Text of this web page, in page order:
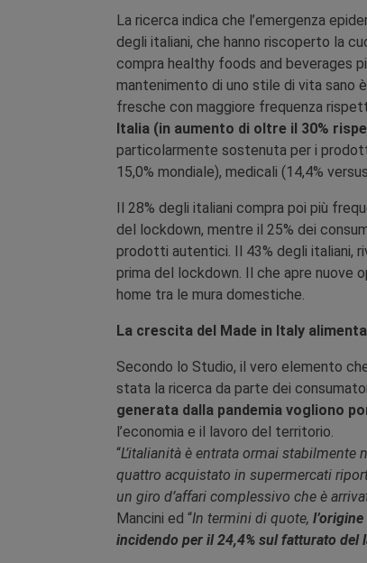
La ricerca indica che l’emergenza
degli italiani, che hanno riscoperto la
compra healthy foods and beverages
mantenimento di uno stile di vita sano
fresche con maggiore frequenza
Italia (in aumento di oltre il 30%
particolarmente sostenuta per i
15,0% mondiale), medicali (14,4%
Il 28% degli italiani compra poi più
del lockdown, mentre il 25% dei
prodotti autentici. Il 43% degli italiani,
prima del lockdown. Il che apre nuove
home tra le mura domestiche.
La crescita del Made in Italy
Secondo lo Studio, il vero elemento
stata la ricerca da parte dei
generata dalla pandemia vogliono
l’economia e il lavoro del territorio.
“L’italianità è entrata ormai
quattro acquistato in supermercati
un giro d’affari complessivo che è
Mancini ed “In termini di quote,
incidendo per il 24,4% sul fatturato del